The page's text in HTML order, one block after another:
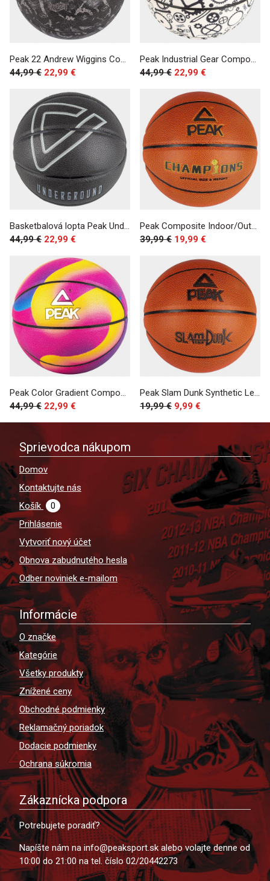
Peak 22 Andrew Wiggins Composite Indoor/Outdoor Basketball Sz. 7 Black
44,99 € 22,99 €
Peak Industrial Gear Composite Indoor/Outdoor Basketball Sz. 7 White/Black
44,99 € 22,99 €
Basketbalová lopta Peak Underground Basketball Sz.7 Black
44,99 € 22,99 €
Peak Composite Indoor/Outdoor Basketball Sz. 7 Brown
39,99 € 19,99 €
Peak Color Gradient Composite Indoor/Outdoor Basketball Sz. 7 Rose
44,99 € 22,99 €
Peak Slam Dunk Synthetic Leather Sz. 7 Brown
19,99 € 9,99 €
Sprievodca nákupom
Domov
Kontaktujte nás
Košík
0
Prihlásenie
Vytvoriť nový účet
Obnova zabudnutého hesla
Odber noviniek e-mailom
Informácie
O značke
Kategórie
Všetky produkty
Znížené ceny
Obchodné podmienky
Reklamačný poriadok
Dodacie podmienky
Ochrana súkromia
Zákaznícka podpora
Potrebujete poradiť?
Napíšte nám na info@peaksport.sk alebo volajte denne od
10:00 do 21:00 na tel. číslo 02/20442273